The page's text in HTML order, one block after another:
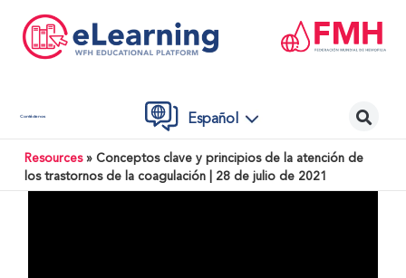
Contáctenos Español
Resources» Conceptos clave y principios de la atención de
los trastornos de la coagulación | 28 de julio de 2021